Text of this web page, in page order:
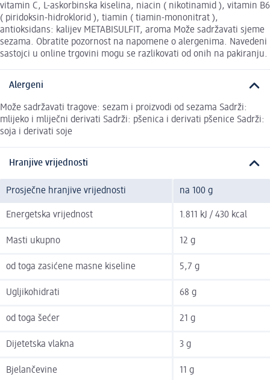
vitamin C, L-askorbinska kiselina, niacin ( nikotinamid ), vitamin B6
( piridoksin-hidroklorid ), tiamin ( tiamin-mononitrat ),
antioksidans: kalijev METABISULFIT, aroma Može sadržavati sjeme
sezama. Obratite pozornost na napomene o alergenima. Navedeni
sastojci u online trgovini mogu se razlikovati od onih na pakiranju.
Alergeni
Može sadržavati tragove: sezam i proizvodi od sezama Sadrži:
mlijeko i mliječni derivati Sadrži: pšenica i derivati pšenice Sadrži:
soja i derivati soje
Hranjive vrijednosti
Prosječne hranjive vrijednosti na 100 g
Energetska vrijednost 1.811 kJ / 430 kcal
Masti ukupno 12 g
od toga zasićene masne kiseline 5,7 g
Ugljikohidrati 68 g
od toga šećer 21 g
Dijetetska vlakna 3 g
Bjelančevine 11 g